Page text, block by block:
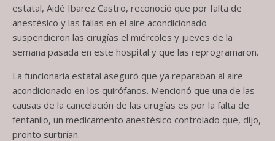
estatal, Aidé Ibarez Castro, reconoció que por falta de
anestésico y las fallas en el aire acondicionado
suspendieron las cirugías el miércoles y jueves de la
semana pasada en este hospital y que las reprogramaron.
La funcionaria estatal aseguró que ya reparaban al aire
acondicionado en los quirófanos. Mencionó que una de las
causas de la cancelación de las cirugías es por la falta de
fentanilo, un medicamento anestésico controlado que, dijo,
pronto surtirían.